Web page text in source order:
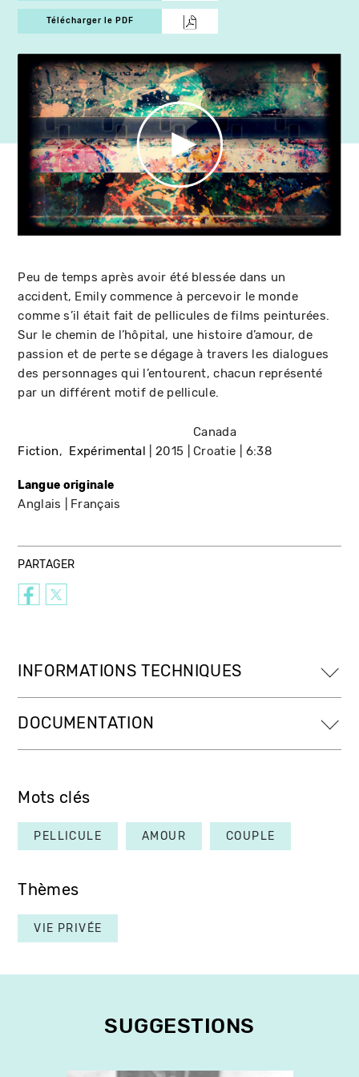
Télécharger le PDF
Peu de temps après avoir été blessée dans un
accident, Emily commence à percevoir le monde
comme s’il était fait de pellicules de films peinturées.
Sur le chemin de l’hôpital, une histoire d’amour, de
passion et de perte se dégage à travers les dialogues
des personnages qui l’entourent, chacun représenté
par un différent motif de pellicule.
Fiction Expérimental 2015
Canada
Croatie
6:38
Langue originale
Anglais Français
PARTAGER
INFORMATIONS TECHNIQUES
DOCUMENTATION
Mots clés
PELLICULE AMOUR COUPLE
Thèmes
VIE PRIVÉE
SUGGESTIONS